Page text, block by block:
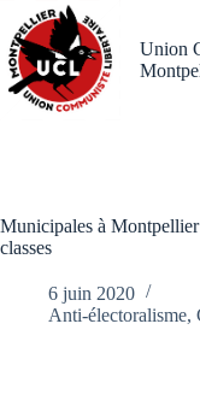
Passer
au
contenu
Union
Municipales à
classes
6 juin 2020
Anti-électoralisme,